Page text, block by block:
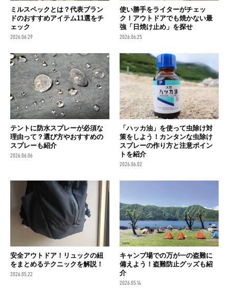
ミルスペックとは？代表ブラン
ドのおすすめアイテム11選をチ
ェック
2026.06.29
使い勝手をライターがチェッ
ク！アウトドアでも焼かない最
強「日焼け止め」を探せ
2026.06.25
テントに防水スプレーが必須な
理由って？選び方やおすすめの
スプレーも紹介
2026.06.06
「ハッカ油」を使って虫除け対
策をしよう！カンタンな虫除け
スプレーの作り方と注意ポイン
トを紹介
2026.06.02
安全アウトドア！リュックの紐
をまとめるテクニックを解説！
2026.05.22
キャンプ場での万が一の盗難に
備えよう！盗難防止グッズも紹
介
2026.05.14